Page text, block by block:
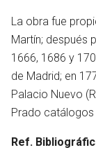
La obra fue
Martín; después
1666, 1686 y
de Madrid; en
Palacio Nuevo
Prado catálogos
Ref.